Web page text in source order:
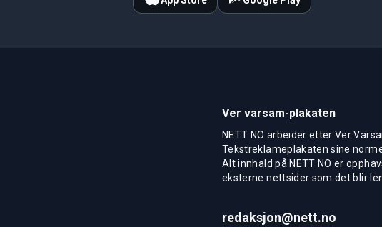
Ver varsam-plakaten
NETT NO arbeider etter Ver
Tekstreklameplakaten sine
Alt innhald på NETT NO er
eksterne nettsider som det blir
redaksjon@nett.no